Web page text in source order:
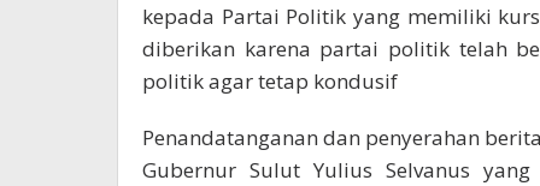
kepada Partai Politik yang memiliki
diberikan karena partai politik telah
politik agar tetap kondusif
Penandatanganan dan penyerahan
Gubernur Sulut Yulius Selvanus